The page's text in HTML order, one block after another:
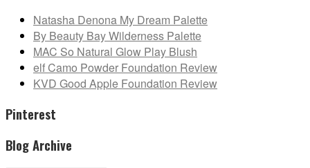
Natasha Denona My Dream Palette
By Beauty Bay Wilderness Palette
MAC So Natural Glow Play Blush
elf Camo Powder Foundation Review
KVD Good Apple Foundation Review
Pinterest
Blog Archive